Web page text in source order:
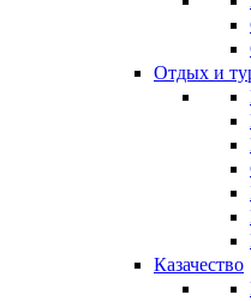
Отдых и
Казачество